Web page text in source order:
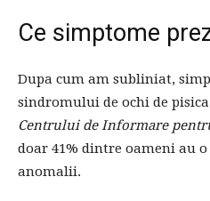
Ce simptome
Dupa cum am subliniat,
sindromului de ochi de
Centrului de Informare
doar 41% dintre oameni au
anomalii.